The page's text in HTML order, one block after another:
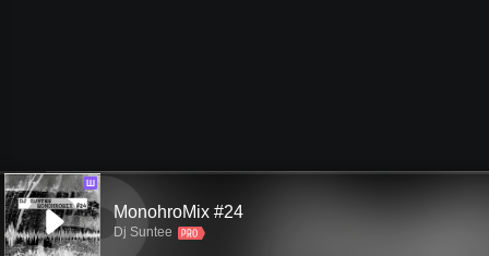
Ш
MonohroMix #24
Dj Suntee